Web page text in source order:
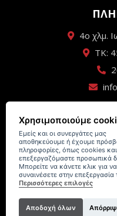
4ο χλμ.
ΤΚ:
Κρεαταγορά
Χρησιμοποιούμε
Εμείς και οι συνεργάτες μας
αποθηκεύουμε ή έχουμε
πληροφορίες, όπως cookies και
επεξεργαζόμαστε προσωπικά
Μπορείτε να κάνετε κλικ για να
συναινέσετε στην επεξεργασία
Περισσότερες επιλογές
Αποδοχή όλων